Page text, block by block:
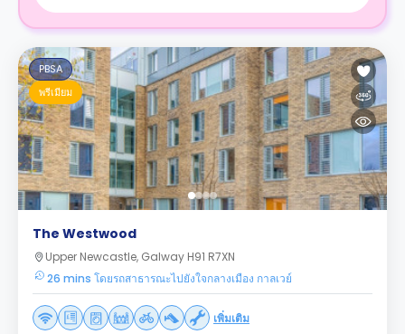
PBSA
พรีเมียม
The Westwood
Upper Newcastle, Galway H91 R7XN
26 mins โดยรถสาธารณะไปยังใจกลางเมือง กาลเวย์
เพิ่มเติม